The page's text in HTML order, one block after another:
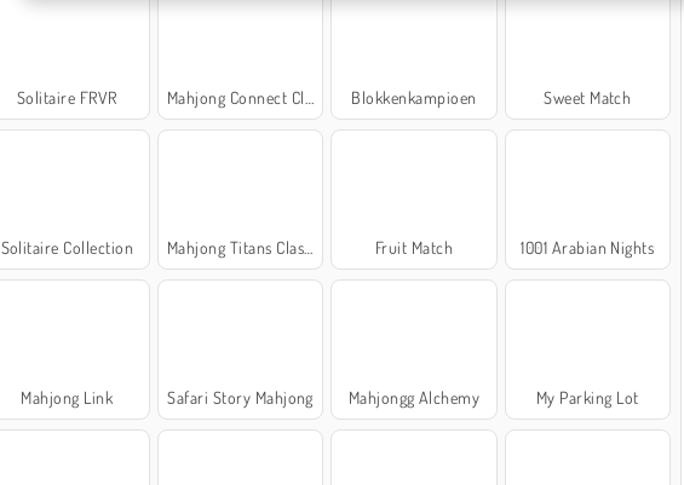
Solitaire FRVR Mahjong Connect Classic Blokkenkampioen Sweet Match
Solitaire Collection Fruit Match 1001 Arabian Nights
Mahjong Link Safari Story Mahjong Mahjongg Alchemy My Parking Lot